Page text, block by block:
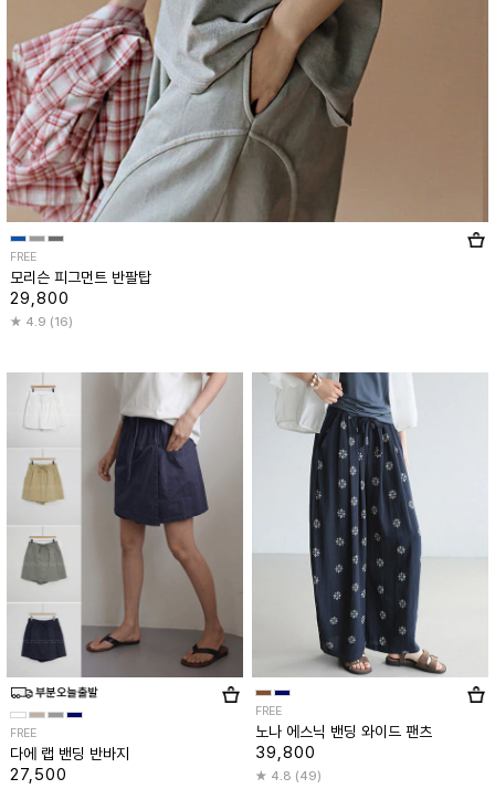
FREE
모리슨 피그먼트 반팔탑
29,800
4.9 (16)
FREE
다에 랩 밴딩 반바지
27,500
FREE
노나 에스닉 밴딩 와이드 팬츠
39,800
4.8 (49)